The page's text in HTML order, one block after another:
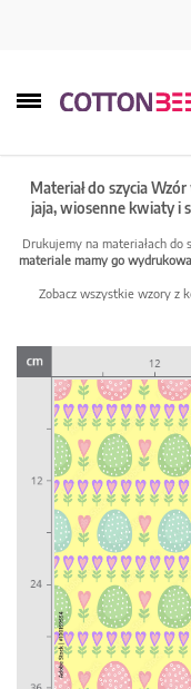
Materiał do szycia
jaja, wiosenne kwiaty i
Drukujemy na materiałach do
materiale mamy go
Zobacz wszystkie wzory z